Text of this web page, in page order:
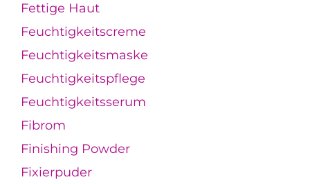
Fettige Haut
Feuchtigkeitscreme
Feuchtigkeitsmaske
Feuchtigkeitspflege
Feuchtigkeitsserum
Fibrom
Finishing Powder
Fixierpuder